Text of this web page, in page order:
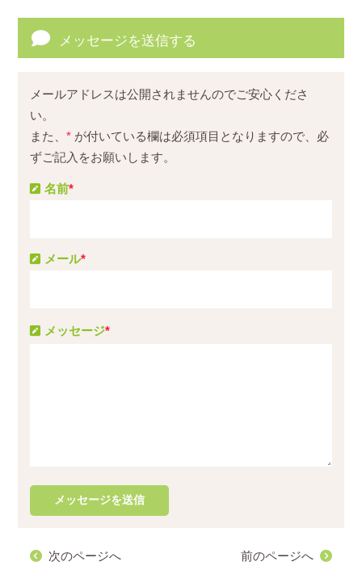
メッセージを送信する
メールアドレスは公開されませんのでご安心くださ
い。
また、* が付いている欄は必須項目となりますので、必
ずご記入をお願いします。
メッセージ*
名前*
メール*
次のページへ 前のページへ